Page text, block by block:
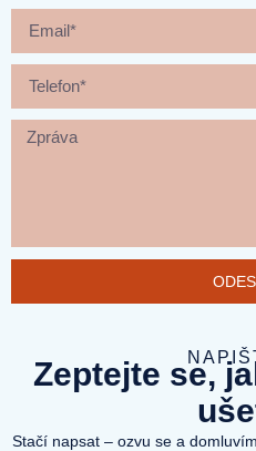
Zeptejte se,
Stačí napsat – ozvu se a